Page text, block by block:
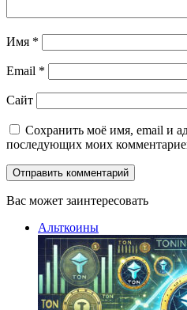
Имя *
Email *
Сайт
Сохранить моё имя, email и
последующих моих
Вас может заинтересовать
Альткоины